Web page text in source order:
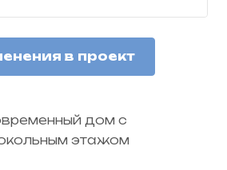
в проект
дом с
этажом